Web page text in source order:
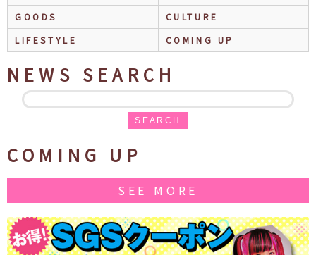
GOODS
CULTURE
LIFESTYLE
COMING UP
NEWS SEARCH
SEARCH
COMING UP
SEE MORE